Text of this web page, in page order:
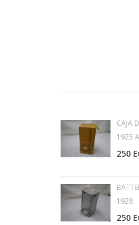
CAJA
1925
250
1928
250